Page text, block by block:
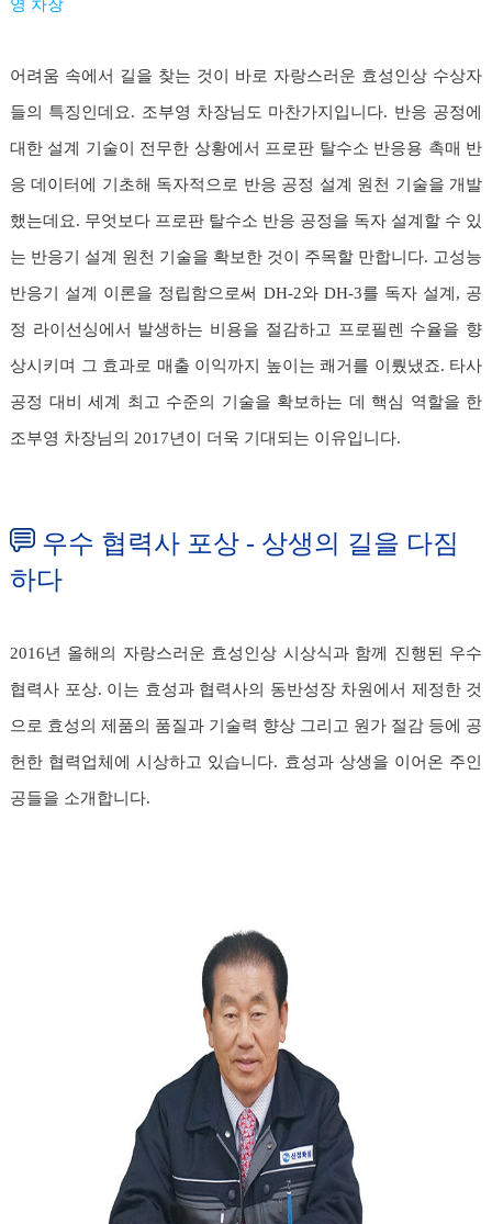
영 차장
어려움 속에서 길을 찾는 것이 바로 자랑스러운 효성인상 수상자
들의 특징인데요. 조부영 차장님도 마찬가지입니다. 반응 공정에
대한 설계 기술이 전무한 상황에서 프로판 탈수소 반응용 촉매 반
응 데이터에 기초해 독자적으로 반응 공정 설계 원천 기술을 개발
했는데요. 무엇보다 프로판 탈수소 반응 공정을 독자 설계할 수 있
는 반응기 설계 원천 기술을 확보한 것이 주목할 만합니다. 고성능
반응기 설계 이론을 정립함으로써 DH-2와 DH-3를 독자 설계, 공
정 라이선싱에서 발생하는 비용을 절감하고 프로필렌 수율을 향
상시키며 그 효과로 매출 이익까지 높이는 쾌거를 이뤘냈죠. 타사
공정 대비 세계 최고 수준의 기술을 확보하는 데 핵심 역할을 한
조부영 차장님의 2017년이 더욱 기대되는 이유입니다.
우수 협력사 포상 - 상생의 길을 다짐
하다
2016년 올해의 자랑스러운 효성인상 시상식과 함께 진행된 우수
협력사 포상. 이는 효성과 협력사의 동반성장 차원에서 제정한 것
으로 효성의 제품의 품질과 기술력 향상 그리고 원가 절감 등에 공
헌한 협력업체에 시상하고 있습니다. 효성과 상생을 이어온 주인
공들을 소개합니다.